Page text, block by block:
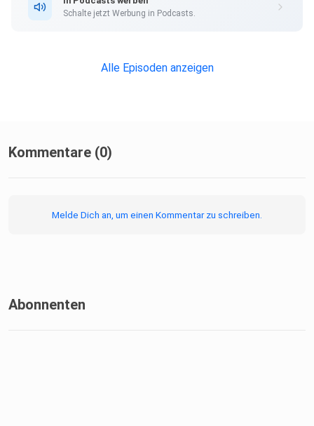
Schalte jetzt Werbung in Podcasts.
Alle Episoden anzeigen
Kommentare (0)
Melde Dich an, um einen Kommentar zu schreiben.
Abonnenten